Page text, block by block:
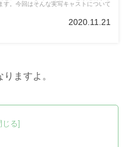
す。今回はそんな実写キャストについて
2020.11.21
ますよ。